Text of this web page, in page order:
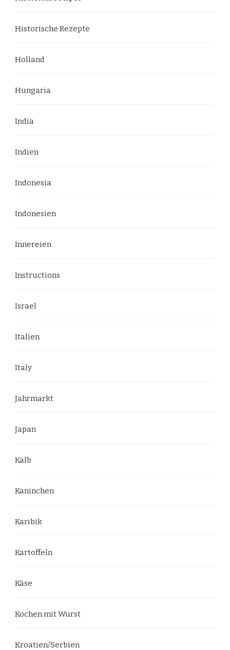
Historische Rezepte
Holland
Hungaria
India
Indien
Indonesia
Indonesien
Innereien
Instructions
Israel
Italien
Italy
Jahrmarkt
Japan
Kalb
Kaninchen
Karibik
Kartoffeln
Käse
Kochen mit Wurst
Kroatien/Serbien